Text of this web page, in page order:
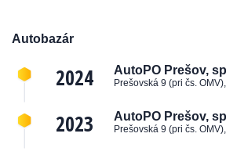
Autobazár
2024 AutoPO Prešov,
Prešovská 9 (pri čs.
2023 AutoPO Prešov,
Prešovská 9 (pri čs.